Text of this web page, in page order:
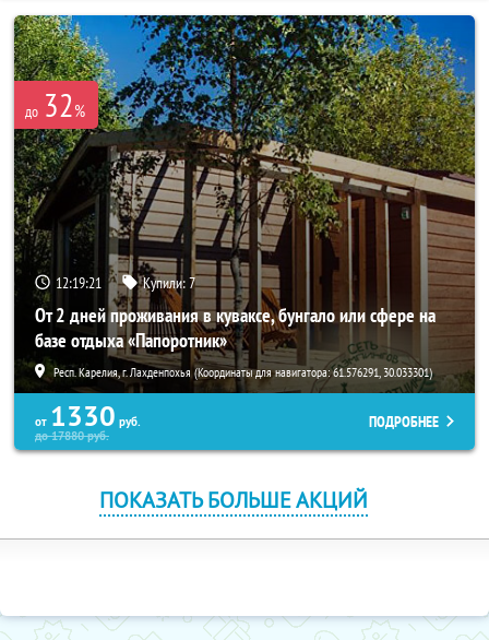
до 32%
12:19:21 Купили:7
От 2 дней проживания в куваксе, бунгало или сфере на
базе отдыха «Папоротник»
Респ. Карелия, г. Лахденпохья (Координаты для навигатора: 61.576291, 30.033301)
от 1330 руб.
до17880руб.
ПОДРОБНЕЕ
ПОКАЗАТЬ БОЛЬШЕ АКЦИЙ